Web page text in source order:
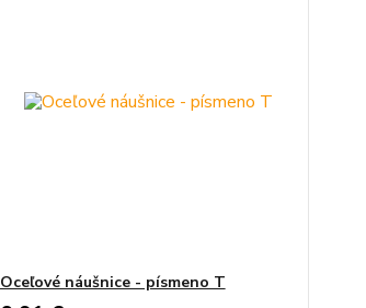
Oceľové náušnice - písmeno T